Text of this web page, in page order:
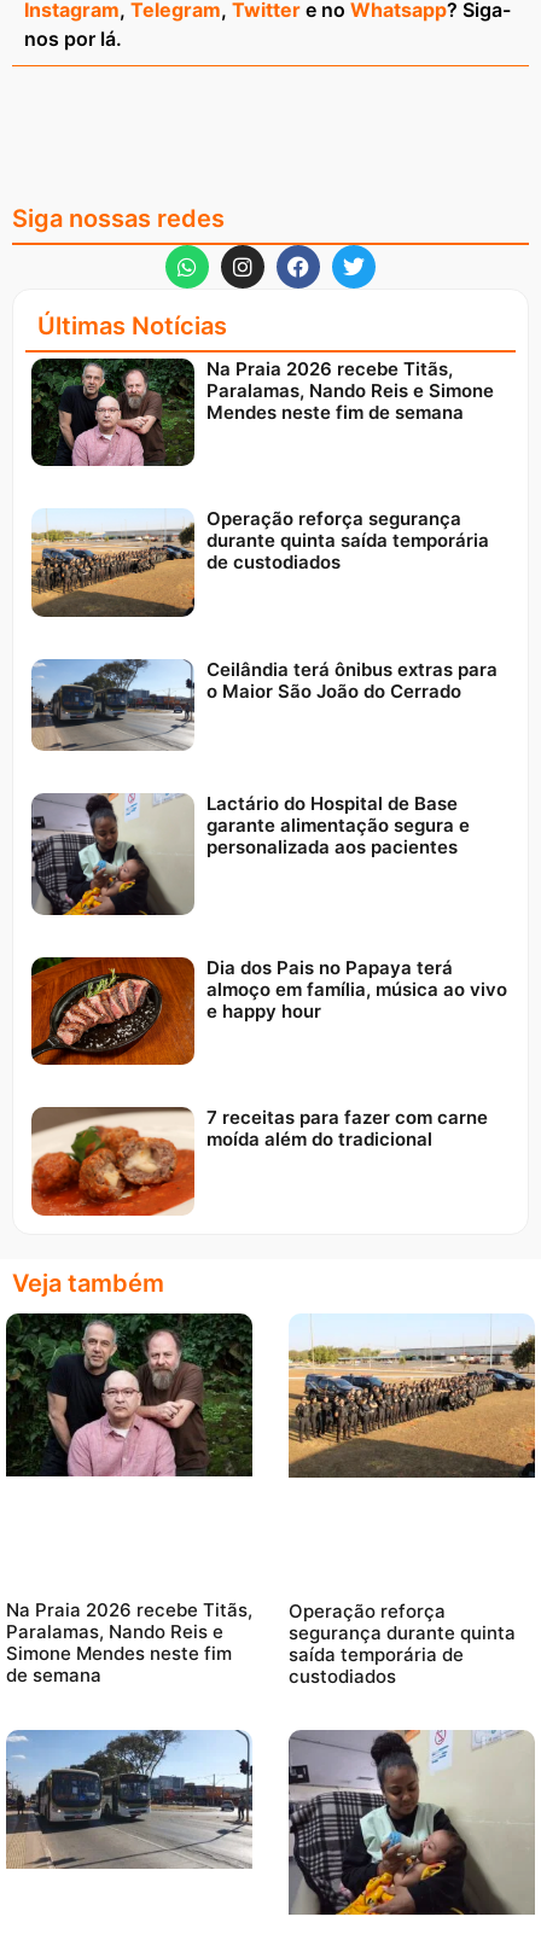
Instagram, Telegram, Twitter e no Whatsapp? Siga-
nos por lá.
Siga nossas redes
Últimas Notícias
Na Praia 2026 recebe Titãs,
Paralamas, Nando Reis e Simone
Mendes neste fim de semana
Operação reforça segurança
durante quinta saída temporária
de custodiados
Ceilândia terá ônibus extras para
o Maior São João do Cerrado
Lactário do Hospital de Base
garante alimentação segura e
personalizada aos pacientes
Dia dos Pais no Papaya terá
almoço em família, música ao vivo
e happy hour
7 receitas para fazer com carne
moída além do tradicional
Veja também
Na Praia 2026 recebe Titãs,
Paralamas, Nando Reis e
Simone Mendes neste fim
de semana
Operação reforça
segurança durante quinta
saída temporária de
custodiados